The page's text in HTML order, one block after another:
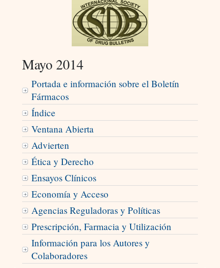
Mayo 2014
Portada e información sobre el Boletín
Fármacos
Índice
Ventana Abierta
Advierten
Ética y Derecho
Ensayos Clínicos
Economía y Acceso
Agencias Reguladoras y Políticas
Prescripción, Farmacia y Utilización
Información para los Autores y
Colaboradores